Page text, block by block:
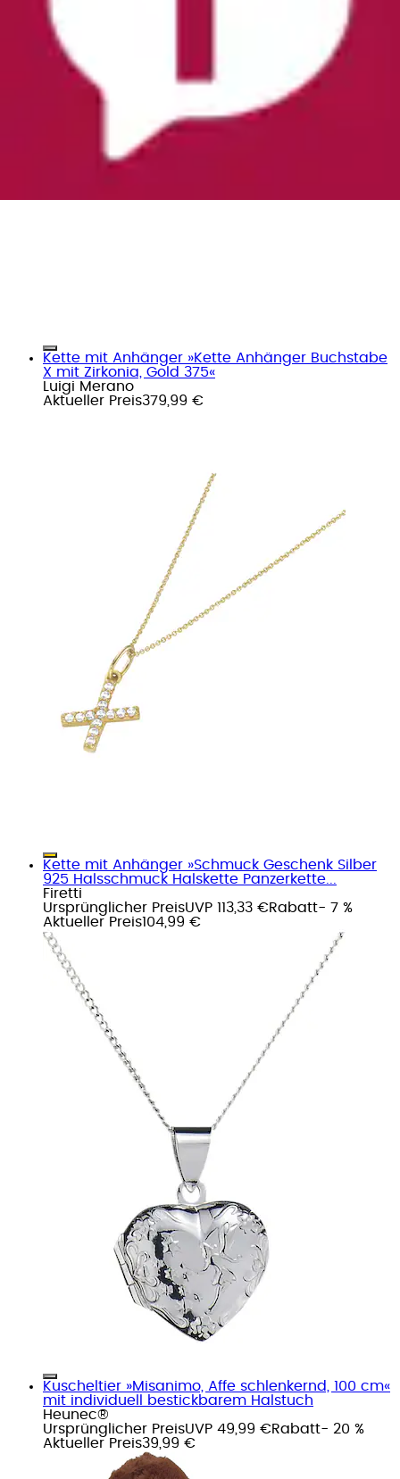
Kette mit Anhänger »Kette Anhänger Buchstabe
X mit Zirkonia, Gold 375«
Luigi Merano
Aktueller Preis379,99 €
Kette mit Anhänger »Schmuck Geschenk Silber
925 Halsschmuck Halskette Panzerkette...
Firetti
Ursprünglicher PreisUVP 113,33 €Rabatt- 7 %
Aktueller Preis104,99 €
Kuscheltier »Misanimo, Affe schlenkernd, 100 cm«
mit individuell bestickbarem Halstuch
Heunec®
Ursprünglicher PreisUVP 49,99 €Rabatt- 20 %
Aktueller Preis39,99 €